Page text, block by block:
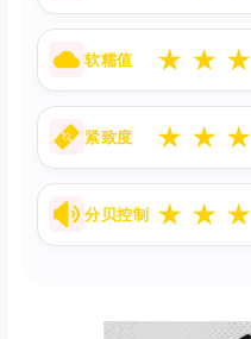
软糯值 ★ ★ ★
紧致度 ★ ★ ★
分贝控制 ★ ★ ★